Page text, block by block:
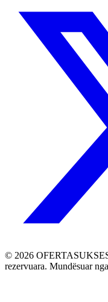
© 2026
rezervuara. Mundësuar nga